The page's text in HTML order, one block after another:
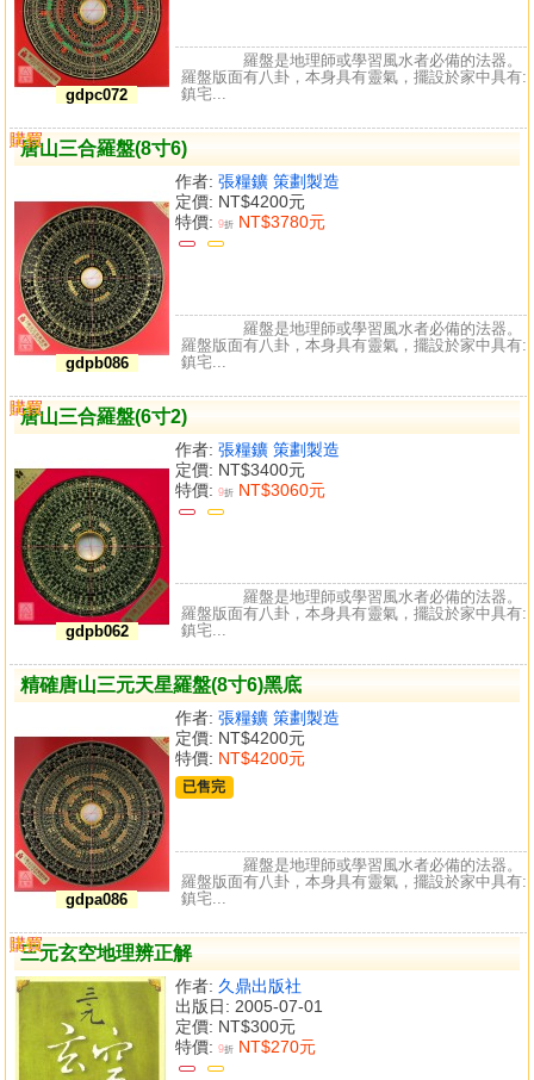
gdpc072
羅盤是地理師或學習風水者必備的法器。
羅盤版面有八卦，本身具有靈氣，擺設於家中具有:
鎮宅...
唐山三合羅盤(8寸6)
gdpb086
作者: 張糧鑛 策劃製造
定價: NT$4200元
特價: 9折 NT$3780元
購買
比較
羅盤是地理師或學習風水者必備的法器。
羅盤版面有八卦，本身具有靈氣，擺設於家中具有:
鎮宅...
唐山三合羅盤(6寸2)
gdpb062
作者: 張糧鑛 策劃製造
定價: NT$3400元
特價: 9折 NT$3060元
購買
比較
羅盤是地理師或學習風水者必備的法器。
羅盤版面有八卦，本身具有靈氣，擺設於家中具有:
鎮宅...
精確唐山三元天星羅盤(8寸6)黑底
gdpa086
作者: 張糧鑛 策劃製造
定價: NT$4200元
特價: NT$4200元
已售完
羅盤是地理師或學習風水者必備的法器。
羅盤版面有八卦，本身具有靈氣，擺設於家中具有:
鎮宅...
三元玄空地理辨正解
作者: 久鼎出版社
出版日: 2005-07-01
定價: NT$300元
特價: 9折 NT$270元
購買
比較